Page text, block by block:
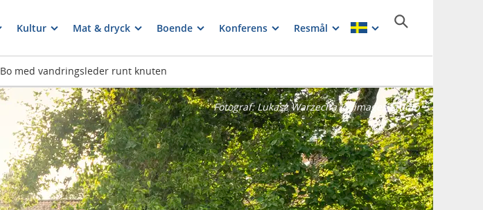
Kultur Mat & dryck Boende Konferens Resmål
Bo med vandringsleder runt knuten
Fotograf:Lukasz Warzecha LWimages Studio